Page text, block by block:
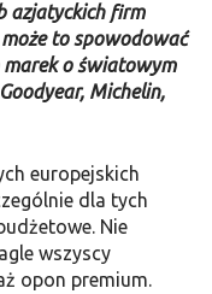
azjatyckich firm
to spowodować
marek o światowym
Michelin,
europejskich
dla tych
Nie
wszyscy
opon premium.